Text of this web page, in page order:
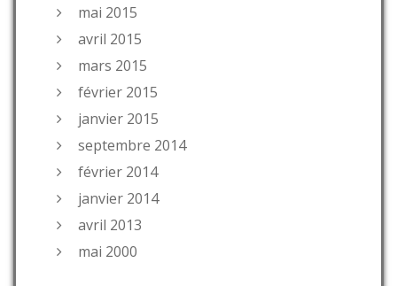
mai 2015
avril 2015
mars 2015
février 2015
janvier 2015
septembre 2014
février 2014
janvier 2014
avril 2013
mai 2000